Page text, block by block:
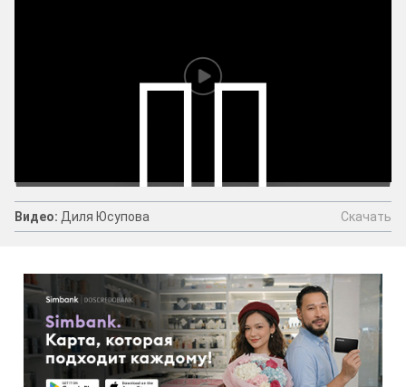
Видео:
Видео: Диля Юсупова Скачать